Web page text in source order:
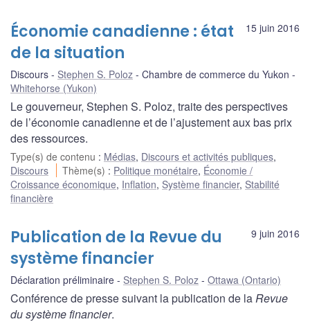
15 juin 2016
Économie canadienne : état
de la situation
Discours Stephen S. Poloz
Chambre de commerce du Yukon
Whitehorse (Yukon)
Le gouverneur, Stephen S. Poloz, traite des perspectives
de l’économie canadienne et de l’ajustement aux bas prix
des ressources.
Type(s) de contenu : Médias, Discours et activités publiques,
Discours
Thème(s) : Politique monétaire, Économie /
Croissance économique, Inflation, Système financier, Stabilité
financière
9 juin 2016
Publication de la Revue du
système financier
Déclaration préliminaire Stephen S. Poloz Ottawa (Ontario)
Conférence de presse suivant la publication de laRevue
du système financier.